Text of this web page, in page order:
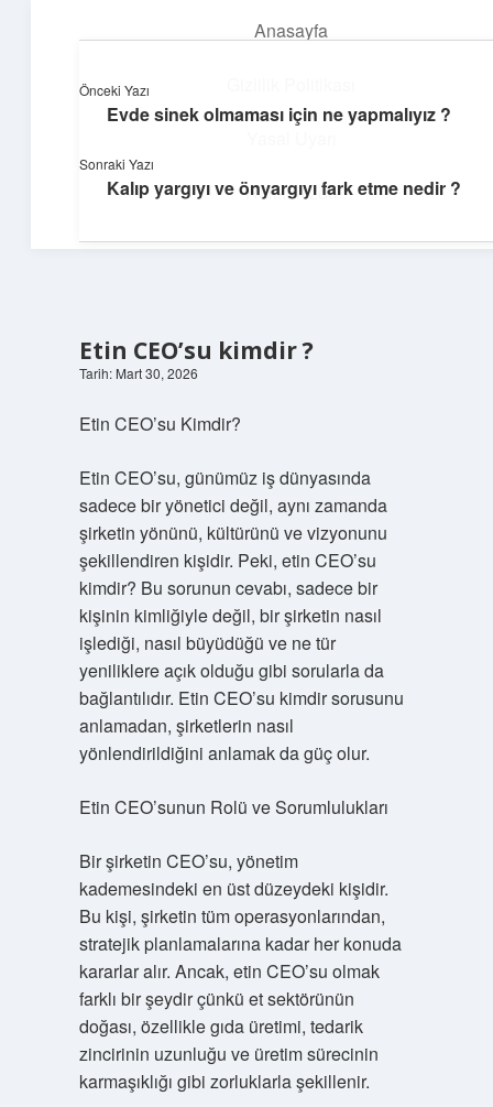
Anasayfa
Hakkımızda
Parlak Fikir Dünyası
Işıltılı önerilerle hayatını canlandır!
Etin CEO’su kimdir ?
Tarih: Mart 30, 2026
Etin CEO’su Kimdir?
Etin CEO’su, günümüz iş dünyasında
sadece bir yönetici değil, aynı zamanda
şirketin yönünü, kültürünü ve vizyonunu
şekillendiren kişidir. Peki, etin CEO’su
kimdir? Bu sorunun cevabı, sadece bir
kişinin kimliğiyle değil, bir şirketin nasıl
işlediği, nasıl büyüdüğü ve ne tür
yeniliklere açık olduğu gibi sorularla da
bağlantılıdır. Etin CEO’su kimdir sorusunu
anlamadan, şirketlerin nasıl
yönlendirildiğini anlamak da güç olur.
Etin CEO’sunun Rolü ve Sorumlulukları
Bir şirketin CEO’su, yönetim
kademesindeki en üst düzeydeki kişidir.
Bu kişi, şirketin tüm operasyonlarından,
stratejik planlamalarına kadar her konuda
kararlar alır. Ancak, etin CEO’su olmak
farklı bir şeydir çünkü et sektörünün
doğası, özellikle gıda üretimi, tedarik
zincirinin uzunluğu ve üretim sürecinin
karmaşıklığı gibi zorluklarla şekillenir.
Önceki Yazı
Evde sinek olmaması için ne yapmalıyız ?
Sonraki Yazı
Kalıp yargıyı ve önyargıyı fark etme nedir ?